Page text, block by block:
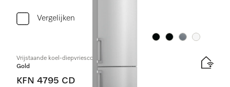
Vergelijken
Kleur:Kleur:Kleur:Kleur:
Vrijstaande koel-diepvriescombinatie
Gold
KFN 4795 CD